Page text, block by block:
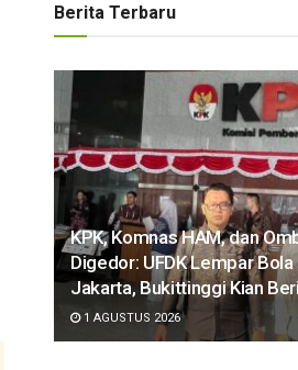
Berita Terbaru
KPK, Komnas HAM, dan
Digedor: UFDK Lempar
Jakarta, Bukittinggi Kian
1 AGUSTUS 2026